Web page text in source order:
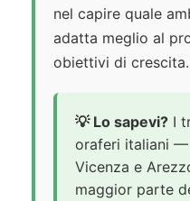
nel capire quale
adatta meglio al
obiettivi di crescita.
💡 Lo sapevi? I
oraferi italiani —
Vicenza e
maggior parte